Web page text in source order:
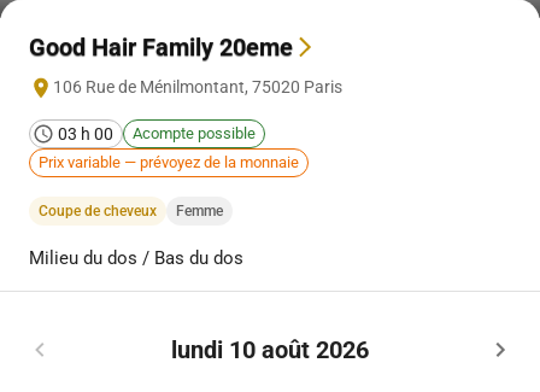
Good Hair Family 20eme
106 Rue de Ménilmontant, 75020 Paris
03 h 00
Acompte possible
Prix variable — prévoyez de la monnaie
Coupe de cheveux Femme
Milieu du dos / Bas du dos
lundi 10 août 2026